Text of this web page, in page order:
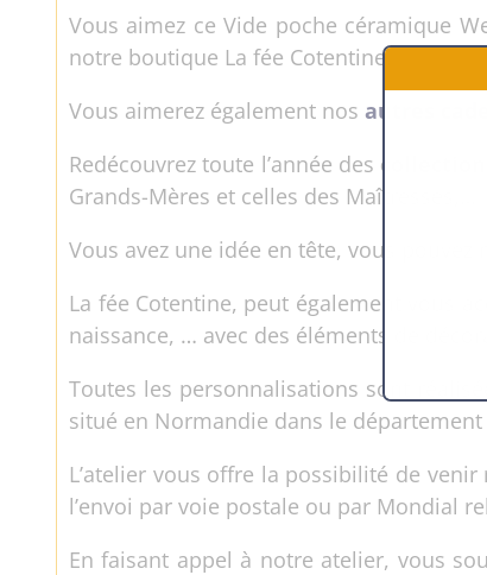
Vous aimez ce Vide poche céramique
notre boutique La fée Cotentine.
Vous aimerez également nos autres
Redécouvrez toute l’année des
Grands-Mères et celles des Maîtresses,…
Vous avez une idée en tête, vous
La fée Cotentine, peut également vous
naissance, … avec des éléments de
Toutes les personnalisations sont
situé en Normandie dans le département
L’atelier vous offre la possibilité de
l’envoi par voie postale ou par Mondial
En faisant appel à notre atelier, vous